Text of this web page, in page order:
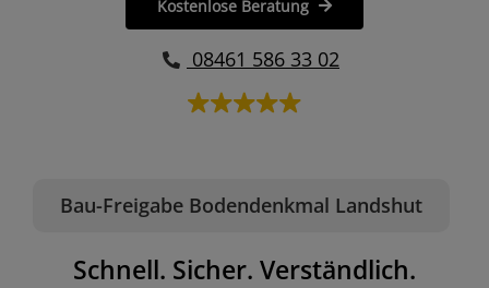
Bau-Freigabe Bodendenkmal Landshut
Schnell. Sicher. Verständlich.
Kostenlose Beratung
08461 586 33 02